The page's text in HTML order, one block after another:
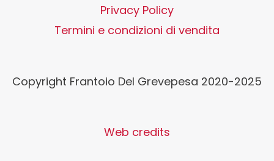
Privacy Policy
Termini e condizioni di vendita
Copyright Frantoio Del Grevepesa 2020-2025
Web credits